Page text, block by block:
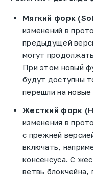
Мягкий форк
изменений в
предыдущей
могут
При этом новый
будут доступны
перешли на новые
Жесткий форк
изменения в
с прежней
включать,
консенсуса. С
ветвь блокчейна,